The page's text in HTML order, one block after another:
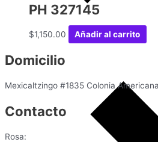
PH 327145
$1,150.00 Añadir al carrito
Domicilio
Mexicaltzingo #1835 Colonia
Contacto
Rosa: